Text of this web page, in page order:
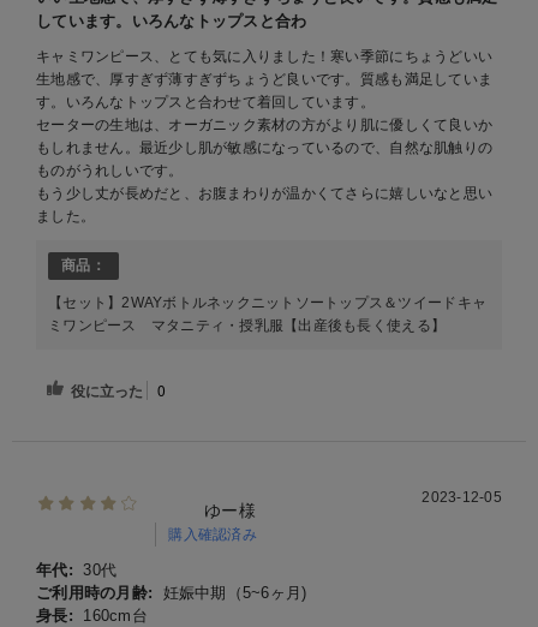
しています。いろんなトップスと合わ
キャミワンピース、とても気に入りました！寒い季節にちょうどいい
生地感で、厚すぎず薄すぎずちょうど良いです。質感も満足していま
す。いろんなトップスと合わせて着回しています。
セーターの生地は、オーガニック素材の方がより肌に優しくて良いか
もしれません。最近少し肌が敏感になっているので、自然な肌触りの
ものがうれしいです。
もう少し丈が長めだと、お腹まわりが温かくてさらに嬉しいなと思い
ました。
商品：
【セット】2WAYボトルネックニットソートップス＆ツイードキャ
ミワンピース マタニティ・授乳服【出産後も長く使える】
役に立った 0
ゆー様
購入確認済み
2023-12-05
年代:
30代
ご利用時の月齢:
妊娠中期（5~6ヶ月)
身長:
160cm台